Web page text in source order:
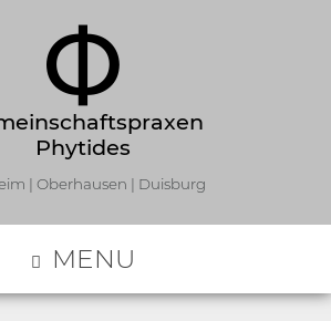
Phytides
| Oberhausen | Duisburg
MENU